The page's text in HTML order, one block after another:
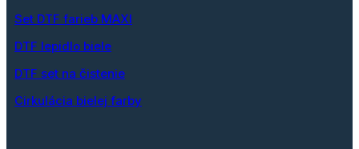
Set DTF farieb MAXI
DTF lepidlo biele
DTF set na čistenie
Cirkulácia bielej farby